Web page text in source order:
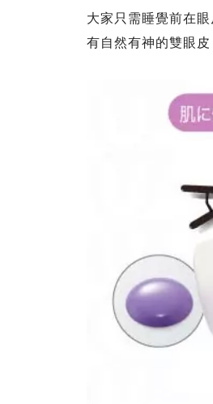
大家只需睡覺前在
有自然有神的雙眼皮